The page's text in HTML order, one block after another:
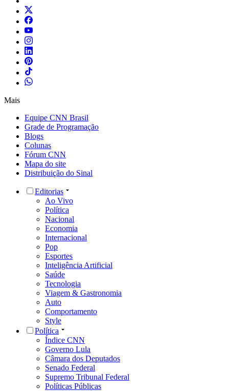
Mais
Equipe CNN Brasil
Grade de Programação
Blogs
Colunas
Fórum CNN
Mapa do site
Distribuição do Sinal
Editorias
Ao Vivo
Política
Nacional
Economia
Internacional
Pop
Esportes
Inteligência Artificial
Saúde
Tecnologia
Viagem & Gastronomia
Auto
Comportamento
Style
Política
Índice CNN
Governo Lula
Câmara dos Deputados
Senado Federal
Supremo Tribunal Federal
Políticas Públicas